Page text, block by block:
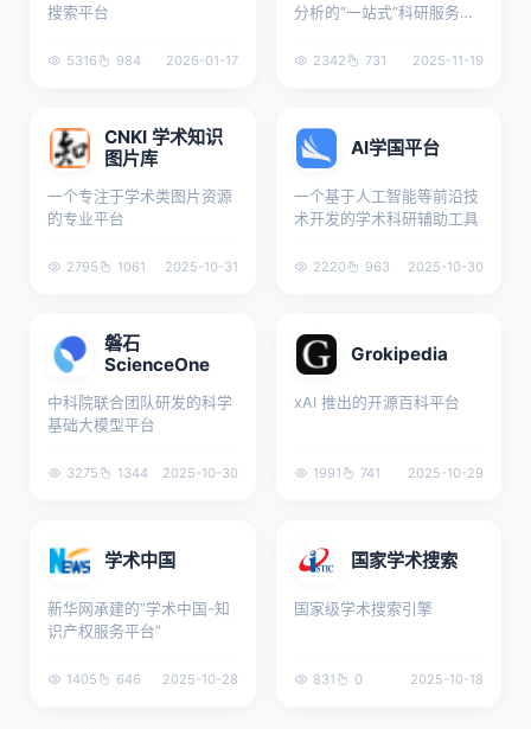
搜索平台
5316 984 2026-01-17
分析的“一站式”科研服务平
2342 731 2025-11-19
CNKI 学术知识
图片库
一个专注于学术类图片资源
的专业平台
2795 1061 2025-10-31
AI学国平台
一个基于人工智能等前沿技
术开发的学术科研辅助工具
2220 963 2025-10-30
磐石
ScienceOne
中科院联合团队研发的科学
基础大模型平台
3275 1344 2025-10-30
Grokipedia
xAI 推出的开源百科平台
1991 741 2025-10-29
学术中国
新华网承建的“学术中国-知
识产权服务平台”
1405 646 2025-10-28
国家学术搜索
国家级学术搜索引擎
831 0 2025-10-18